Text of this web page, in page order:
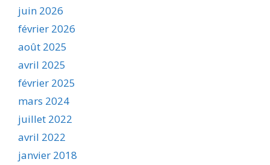
juin 2026
février 2026
août 2025
avril 2025
février 2025
mars 2024
juillet 2022
avril 2022
janvier 2018